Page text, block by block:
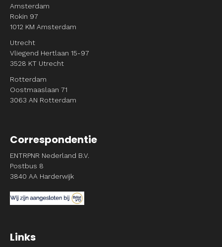
Amsterdam
Rokin 97
1012 KM Amsterdam
Utrecht
Vliegend Hertlaan 15-97
3528 KT Utrecht
Rotterdam
Oostmaaslaan 71
3063 AN Rotterdam
Correspondentie
ENTRPNR Nederland B.V.
Postbus 8
3840 AA Harderwijk
Links